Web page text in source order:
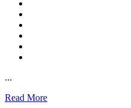
...
Read More